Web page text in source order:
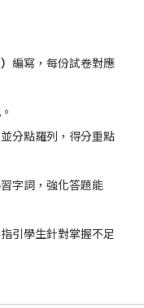
編寫，每份試卷對應
分點羅列，得分重點
字詞，強化答題能
引學生針對掌握不足